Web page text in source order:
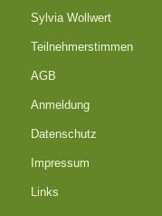
Sylvia Wollwert
Teilnehmerstimmen
AGB
Anmeldung
Datenschutz
Impressum
Links